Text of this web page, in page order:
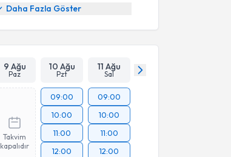
Daha Fazla Göster
9 Ağu
Paz
10 Ağu
Pzt
11 Ağu
Sal
Takvim
kapalıdır
09:00
10:00
11:00
12:00
09:00
10:00
11:00
12:00